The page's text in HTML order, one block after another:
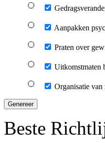
Aanpakken
Praten over
Uitkomstmaten
Organisatie van
Genereer
Beste